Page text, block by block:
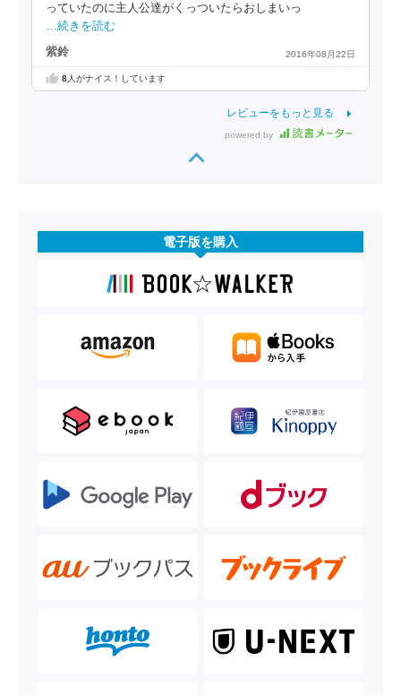
っていたのに主人公達がくっついたらおしまいっ
…続きを読む
紫鈴 2016年08月22日
8人がナイス！しています
レビューをもっと見る
powered by
電子版を購入